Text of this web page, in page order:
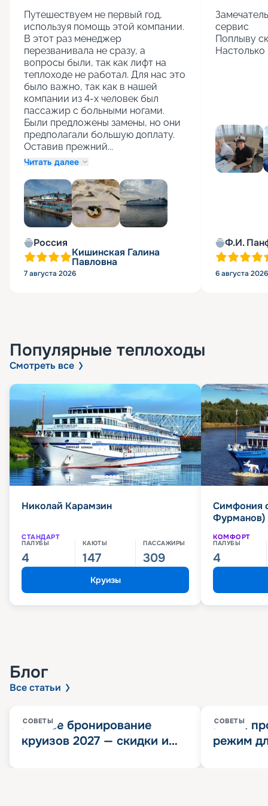
Путешествуем не первый год,
используя помощь этой компании.
В этот раз менеджер
перезванивала не сразу, а
вопросы были, так как лифт на
теплоходе не работал. Для нас это
было важно, так как в нашей
компании из 4-х человек был
пассажир с больными ногами.
Были предложены замены, но они
предполагали большую доплату.
Оставив прежний...
Читать далее
Россия
Кишинская Галина
Павловна
7 августа 2026
сервис
Поплыву
Ф.И.
6 августа 2026
Популярные теплоходы
Смотреть все
Николай Карамзин
СТАНДАРТ
ПАЛУБЫ
4
КАЮТЫ
147
ПАССАЖИРЫ
309
Круизы
Симфония
Фурманов)
КОМФОРТ
ПАЛУБЫ
4
Блог
Все статьи
СОВЕТЫ
Раннее бронирование
круизов 2027 — скидки и
СОВЕТЫ
Китай
режим